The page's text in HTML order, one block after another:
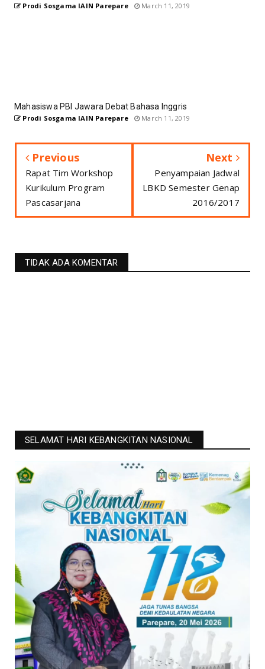
Prodi Sosgama IAIN Parepare March 11, 2019
Mahasiswa PBI Jawara Debat Bahasa Inggris
Prodi Sosgama IAIN Parepare March 11, 2019
Previous
Rapat Tim Workshop
Kurikulum Program
Pascasarjana
Next
Penyampaian Jadwal
LBKD Semester Genap
2016/2017
TIDAK ADA KOMENTAR
SELAMAT HARI KEBANGKITAN NASIONAL